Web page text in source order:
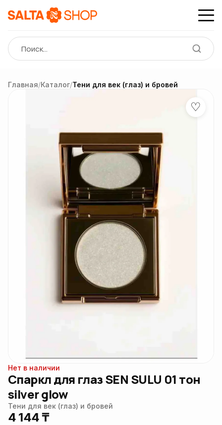
Главная/Каталог/Тени для век (глаз) и бровей
♡
Нет в наличии
Спаркл для глаз SEN SULU 01 тон
silver glow
Тени для век (глаз) и бровей
4 144 ₸